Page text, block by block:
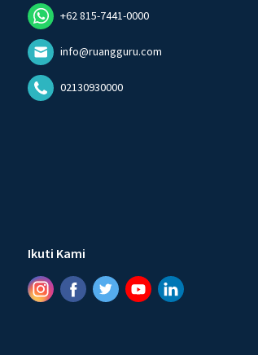
+62 815-7441-0000
info@ruangguru.com
02130930000
Ikuti Kami